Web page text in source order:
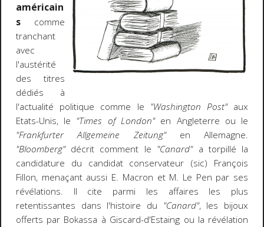
américain
scomme
tranchant
avec
l'austérité
des titres
dédiés à
l'actualité politique comme le "Washington Post" aux
Etats-Unis, le "Times of London"en Angleterre ou le
"Frankfurter Allgemeine Zeitung" en Allemagne.
"Bloomberg"décrit comment le "Canard"a torpillé la
candidature du candidat conservateur (sic) François
Fillon, menaçant aussi E. Macron et M. Le Pen par ses
révélations. Il cite parmi les affaires les plus
retentissantes dans l'histoire du "Canard", les bijoux
offerts par Bokassa à Giscard-d'Estaing ou la révélation